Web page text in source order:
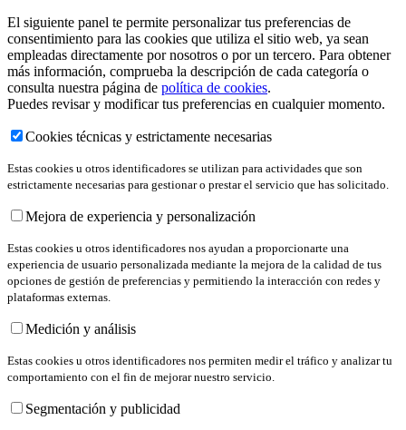
El siguiente panel te permite personalizar tus preferencias de
consentimiento para las cookies que utiliza el sitio web, ya sean
empleadas directamente por nosotros o por un tercero. Para obtener
más información, comprueba la descripción de cada categoría o
consulta nuestra página de política de cookies.
Puedes revisar y modificar tus preferencias en cualquier momento.
Cookies técnicas y estrictamente necesarias
Estas cookies u otros identificadores se utilizan para actividades que son
estrictamente necesarias para gestionar o prestar el servicio que has solicitado.
Mejora de experiencia y personalización
Estas cookies u otros identificadores nos ayudan a proporcionarte una
experiencia de usuario personalizada mediante la mejora de la calidad de tus
opciones de gestión de preferencias y permitiendo la interacción con redes y
plataformas externas.
Medición y análisis
Estas cookies u otros identificadores nos permiten medir el tráfico y analizar tu
comportamiento con el fin de mejorar nuestro servicio.
Segmentación y publicidad